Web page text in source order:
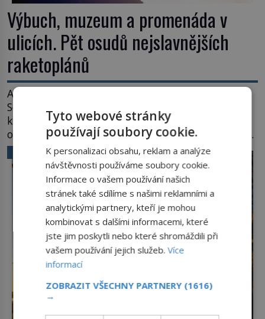
Výbuch, muzeum a promenáda v
ulicích. Pět osudů nejslavnějších
raketoplánů
Ani zima nezkazí přítomným slavnostní okamžik.
Se slunečními brýlemi hledí na startující raketu,
která má do vesmíru vynést kromě posádky také
obyčejnou učitelku. Po několika sekundách všem
ztuhnou úsměvy, stroj totiž exploduje. Jejich
konstrukce není z levného kraje, daňové
poplatníky stojí miliardy dolarů. Na druhou stranu
zvládnou jen představitelné věci. Na malé kousky
Název: Columbia První […]
VĚDA A TECHNIKA
Tyto webové stránky
používají soubory cookie.
K personalizaci obsahu, reklam a analýze
návštěvnosti používáme soubory cookie.
Informace o vašem používání našich
stránek také sdílíme s našimi reklamními a
analytickými partnery, kteří je mohou
kombinovat s dalšími informacemi, které
jste jim poskytli nebo které shromáždili při
vašem používání jejich služeb.Více
informací
ZOBRAZIT VŠECHNY PARTNERY (1616)
→